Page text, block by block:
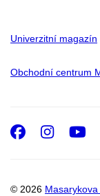
Univerzitní magazín
Obchodní centrum
© 2026